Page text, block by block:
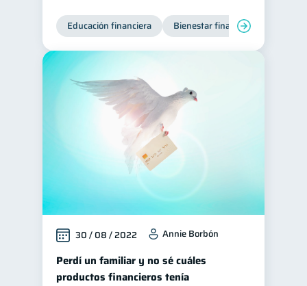
Ciberseguridad
Servicios
Derechos & Deberes
Superintendencia de Bancos
Vacaciones 2
Criptomonedas 2
Finanzas Personales
Finanzas en Pareja
Fraudes 1 Mipymes 1
Información financiera
Salud mental 1 ahorro
Educación financiera Bienestar financiero
30 / 08 / 2022 Annie Borbón
Perdí un familiar y no sé cuáles
productos financieros tenía